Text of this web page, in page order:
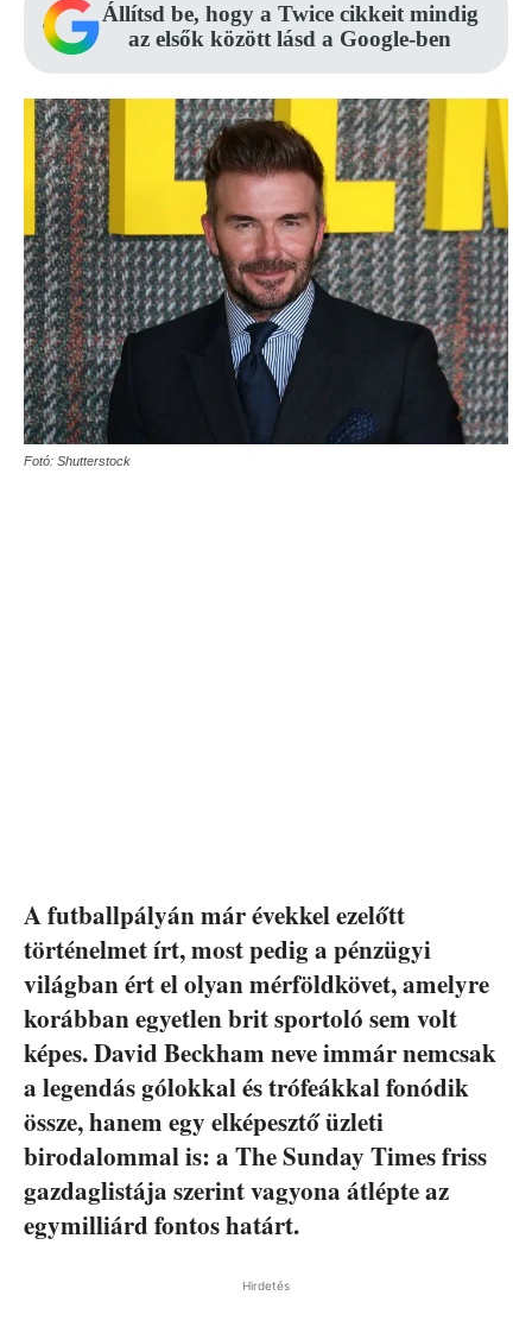
Állítsd be, hogy a Twice cikkeit mindig
az elsők között lásd a Google-ben
Fotó: Shutterstock
A futballpályán már évekkel ezelőtt
történelmet írt, most pedig a pénzügyi
világban ért el olyan mérföldkövet, amelyre
korábban egyetlen brit sportoló sem volt
képes. David Beckham neve immár nemcsak
a legendás gólokkal és trófeákkal fonódik
össze, hanem egy elképesztő üzleti
birodalommal is: a The Sunday Times friss
gazdaglistája szerint vagyona átlépte az
egymilliárd fontos határt.
Hirdetés